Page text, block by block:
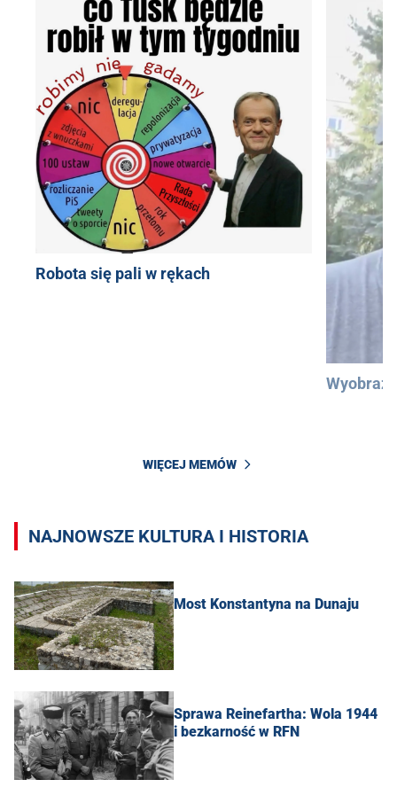
Robota się pali w rękach
WIĘCEJ MEMÓW
NAJNOWSZE KULTURA I HISTORIA
Most Konstantyna na Dunaju
Sprawa Reinefartha: Wola 1944
i bezkarność w RFN